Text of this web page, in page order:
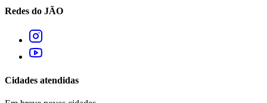
Redes do JÃO
Cidades atendidas